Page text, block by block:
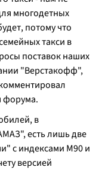
многодетных
потому что
такси в
поставок наших
"Верстакофф",
форума.
в
есть лишь две
с индексами М90 и
версией